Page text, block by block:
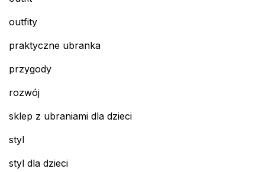
outfity
praktyczne ubranka
przygody
rozwój
sklep z ubraniami dla dzieci
styl
styl dla dzieci